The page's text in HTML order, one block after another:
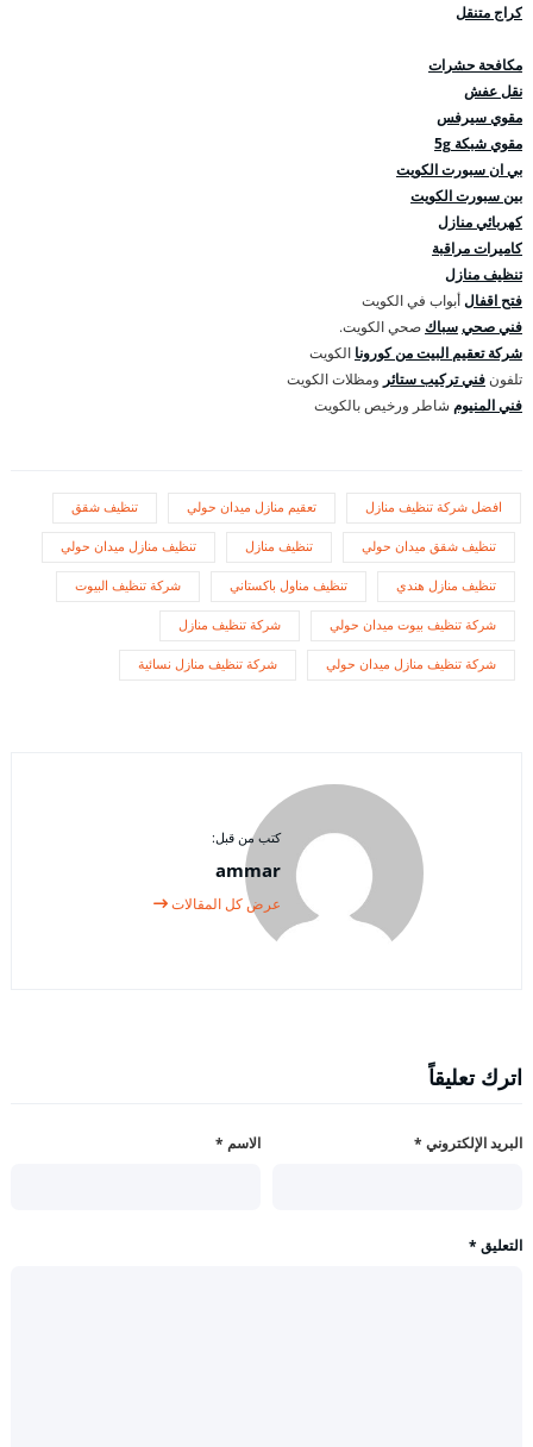
كراج متنقل
مكافحة حشرات
نقل عفش
مقوي سيرفس
مقوي شبكة 5g
بي ان سبورت الكويت
بين سبورت الكويت
كهربائي منازل
كاميرات مراقبة
تنظيف منازل
فتح اقفالأبواب في الكويت
فني صحيسباك صحي الكويت.
شركة تعقيم البيت من كورونا الكويت
تلفون فني تركيب ستائر ومظلات الكويت
فني المنيوم شاطر ورخيص بالكويت
افضل شركة تنظيف منازل تعقيم منازل ميدان حولي تنظيف شقق
تنظيف شقق ميدان حولي تنظيف منازل تنظيف منازل ميدان حولي
تنظيف منازل هندي تنظيف مناول باكستاني شركة تنظيف البيوت
شركة تنظيف بيوت ميدان حولي شركة تنظيف منازل
شركة تنظيف منازل ميدان حولي شركة تنظيف منازل نسائية
كتب من قبل:
ammar
عرض كل المقالات
اترك تعليقاً
الاسم * البريد الإلكتروني *
التعليق *